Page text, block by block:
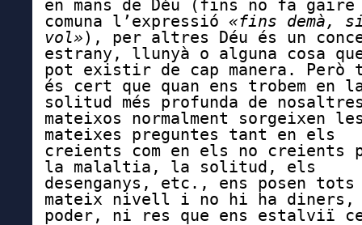
en mans de Déu (fins no fa gaire
comuna l’expressió «fins demà,
vol»), per altres Déu és un
estrany, llunyà o alguna cosa
pot existir de cap manera. Però
és cert que quan ens trobem en
solitud més profunda de
mateixos normalment sorgeixen
mateixes preguntes tant en els
creients com en els no creients
la malaltia, la solitud, els
desenganys, etc., ens posen
mateix nivell i no hi ha
poder, ni res que ens estalviï